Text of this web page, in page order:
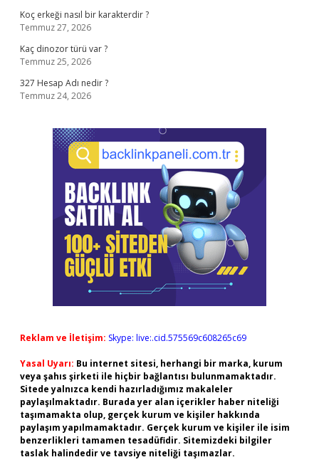
Koç erkeği nasıl bir karakterdir ?
Temmuz 27, 2026
Kaç dinozor türü var ?
Temmuz 25, 2026
327 Hesap Adı nedir ?
Temmuz 24, 2026
Reklam ve İletişim: Skype: live:.cid.575569c608265c69
Yasal Uyarı: Bu internet sitesi, herhangi bir marka, kurum
veya şahıs şirketi ile hiçbir bağlantısı bulunmamaktadır.
Sitede yalnızca kendi hazırladığımız makaleler
paylaşılmaktadır. Burada yer alan içerikler haber niteliği
taşımamakta olup, gerçek kurum ve kişiler hakkında
paylaşım yapılmamaktadır. Gerçek kurum ve kişiler ile isim
benzerlikleri tamamen tesadüfidir. Sitemizdeki bilgiler
taslak halindedir ve tavsiye niteliği taşımazlar.